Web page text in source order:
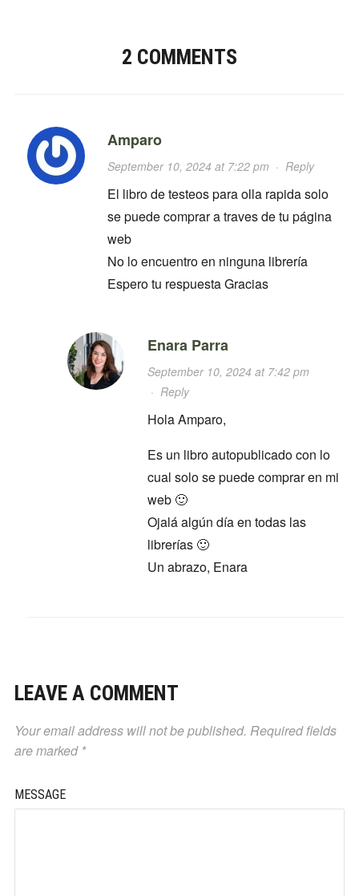
2 COMMENTS
Amparo
September 10, 2024 at 7:22 pm · Reply
El libro de testeos para olla rapida solo
se puede comprar a traves de tu página
web
No lo encuentro en ninguna librería
Espero tu respuesta Gracias
Enara Parra
September 10, 2024 at 7:42 pm
· Reply
Hola Amparo,
Es un libro autopublicado con lo
cual solo se puede comprar en mi
web 🙂
Ojalá algún día en todas las
librerías 🙂
Un abrazo, Enara
LEAVE A COMMENT
Your email address will not be published. Required fields
are marked *
MESSAGE